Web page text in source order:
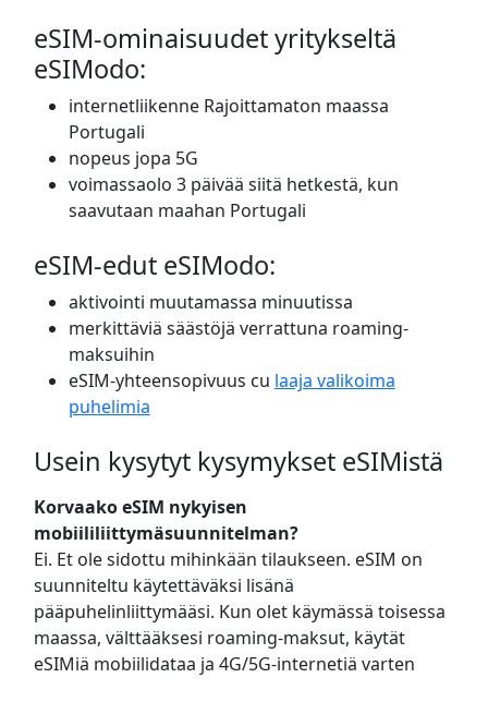
eSIM-ominaisuudet yritykseltä
eSIModo:
internetliikenne Rajoittamaton maassa
Portugali
nopeus jopa 5G
voimassaolo 3 päivää siitä hetkestä, kun
saavutaan maahan Portugali
eSIM-edut eSIModo:
aktivointi muutamassa minuutissa
merkittäviä säästöjä verrattuna roaming-
maksuihin
eSIM-yhteensopivuus cu laaja valikoima
puhelimia
Usein kysytyt kysymykset eSIMistä
Korvaako eSIM nykyisen
mobiililiittymäsuunnitelman?
Ei. Et ole sidottu mihinkään tilaukseen. eSIM on
suunniteltu käytettäväksi lisänä
pääpuhelinliittymääsi. Kun olet käymässä toisessa
maassa, välttääksesi roaming-maksut, käytät
eSIMiä mobiilidataa ja 4G/5G-internetiä varten